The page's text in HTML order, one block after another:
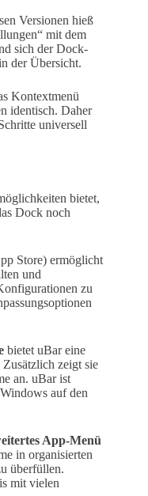
Versionen hieß
mit dem
sich der Dock-
der Übersicht.
Kontextmenü
identisch. Daher
universell
bietet,
Dock noch
Store) ermöglicht
und
zu
bietet uBar eine
zeigt sie
an. uBar ist
auf den
App-Menü
in organisierten
überfüllen.
mit vielen